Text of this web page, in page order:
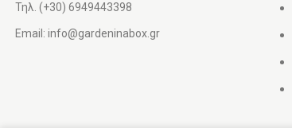
Τηλ. (+30) 6949443398
Email: info@gardeninabox.gr